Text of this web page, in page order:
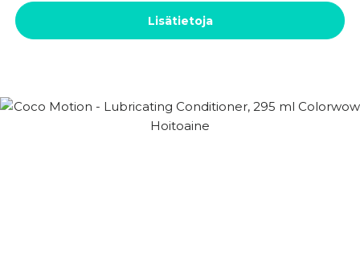
Lisätietoja